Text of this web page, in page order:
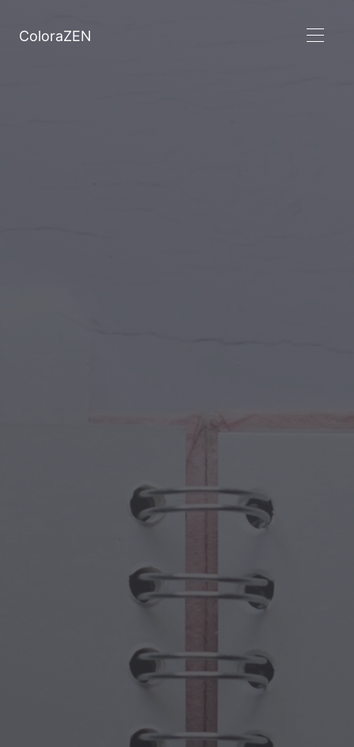
ColoraZEN